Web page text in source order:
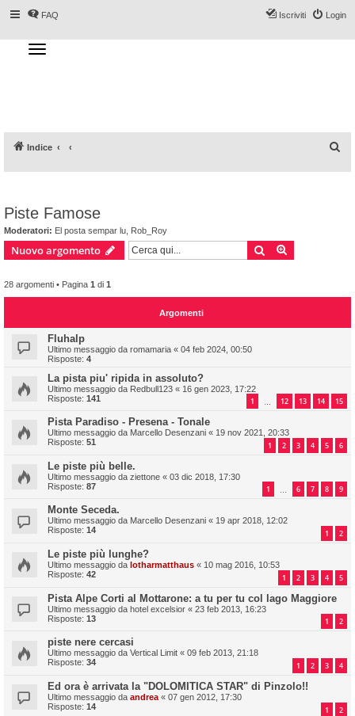
FAQ Login
Iscriviti
T
o
g
a
t
Indice
Piste Famose
Moderatori: El posta sempar lu Rob_Roy
Nuovo argomento Cerca
28 argomenti • Pagina 1 di 1
Argomenti
Fluhalp
Ultimo messaggio da romamaria « 04 feb 2024, 00:50
Risposte: 4
La pista piu' ripida in assoluto?
Ultimo messaggio da Redbull123 « 16 gen 2023, 17:22
Risposte: 141 1 12 13 14 15
Pista Paradiso - Presena - Tonale
Ultimo messaggio da Marcello Desenzani « 19 nov 2021, 20:33
Risposte: 51 1 2 3 4 5 6
Le piste più belle.
Ultimo messaggio da ziettone « 03 dic 2018, 17:30
Risposte: 87 1 6 7 8 9
Monte Seceda.
Ultimo messaggio da Marcello Desenzani « 19 apr 2018, 12:02
Risposte: 14 1 2
Le piste più lunghe?
Ultimo messaggio da lotharmatthaus « 10 mag 2016, 10:53
Risposte: 42 1 2 3 4 5
Pista Alpe Corti al Mottarone: a tu per tu col lago Maggiore
Ultimo messaggio da hotel excelsior « 23 feb 2013, 16:23
Risposte: 13 1 2
piste nere cercasi
Ultimo messaggio da Vertical Limit « 09 feb 2013, 21:18
Risposte: 34 1 2 3 4
Ed ora è arrivata la "DOLOMITICA STAR" di Pinzolo!!
Ultimo messaggio da andrea « 07 gen 2012, 17:30
Risposte: 14 1 2